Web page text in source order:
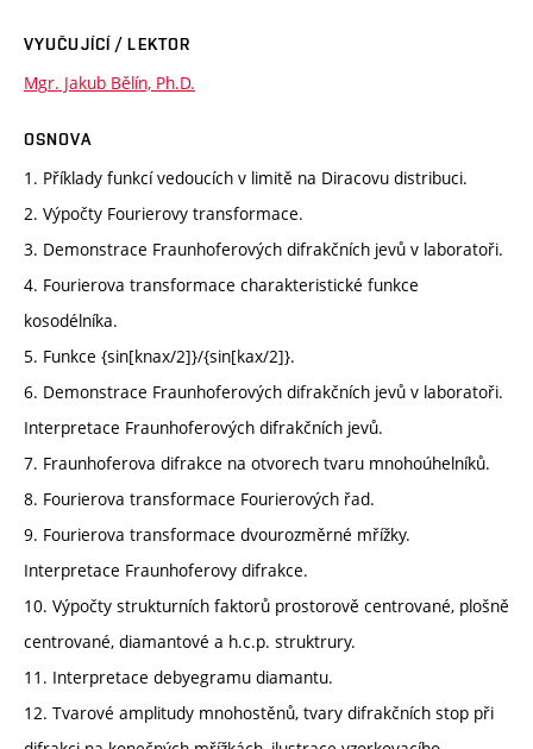
VYUČUJÍCÍ / LEKTOR
Mgr. Jakub Bělín, Ph.D.
OSNOVA
1. Příklady funkcí vedoucích v limitě na Diracovu distribuci.
2. Výpočty Fourierovy transformace.
3. Demonstrace Fraunhoferových difrakčních jevů v laboratoři.
4. Fourierova transformace charakteristické funkce
kosodélníka.
5. Funkce {sin[knax/2]}/{sin[kax/2]}.
6. Demonstrace Fraunhoferových difrakčních jevů v laboratoři.
Interpretace Fraunhoferových difrakčních jevů.
7. Fraunhoferova difrakce na otvorech tvaru mnohoúhelníků.
8. Fourierova transformace Fourierových řad.
9. Fourierova transformace dvourozměrné mřížky.
Interpretace Fraunhoferovy difrakce.
10. Výpočty strukturních faktorů prostorově centrované, plošně
centrované, diamantové a h.c.p. struktrury.
11. Interpretace debyegramu diamantu.
12. Tvarové amplitudy mnohostěnů, tvary difrakčních stop při